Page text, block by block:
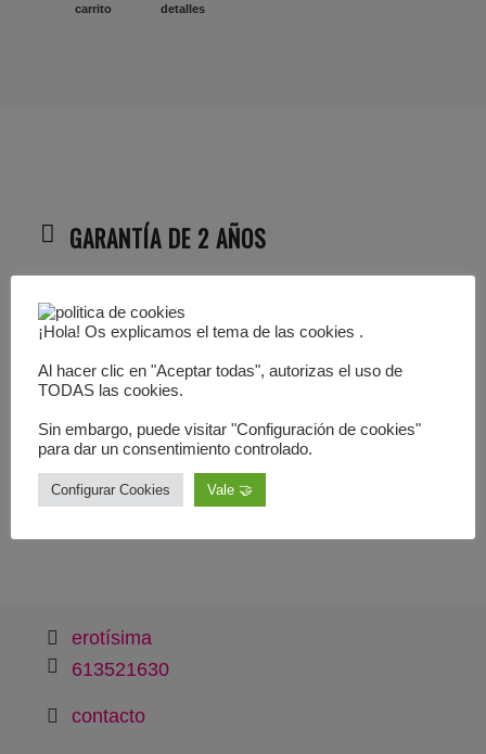
carrito
detalles
GARANTÍA DE 2 AÑOS
DISCRECIÓN
SEGURIDAD SSL
DEVOLUCIÓN 1 AÑO
erotísima
613521630
contacto
¡Hola! Os explicamos el tema de las cookies .
Al hacer clic en "Aceptar todas", autorizas el uso de
TODAS las cookies.
Sin embargo, puede visitar "Configuración de cookies"
para dar un consentimiento controlado.
Configurar Cookies Vale 🤝